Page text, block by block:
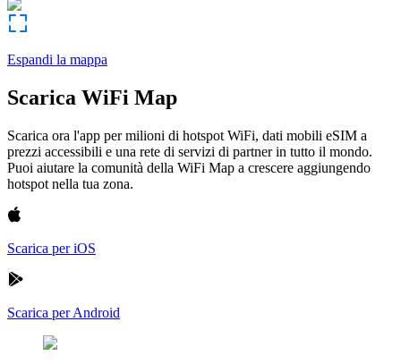
Espandi la mappa
Scarica WiFi Map
Scarica ora l'app per milioni di hotspot WiFi, dati mobili eSIM a
prezzi accessibili e una rete di servizi di partner in tutto il mondo.
Puoi aiutare la comunità della WiFi Map a crescere aggiungendo
hotspot nella tua zona.
Scarica per iOS
Scarica per Android